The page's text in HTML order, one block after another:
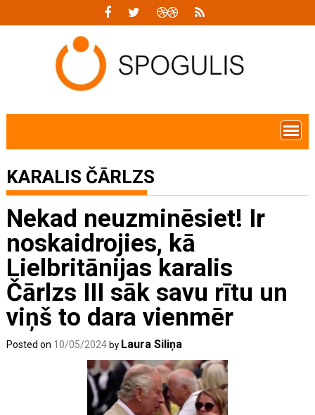
KARALIS ČĀRLZS
Nekad neuzminēsiet! Ir
noskaidrojies, kā
Lielbritānijas karalis
Čārlzs III sāk savu rītu un
viņš to dara vienmēr
Posted on 10/05/2024 by Laura Siliņa